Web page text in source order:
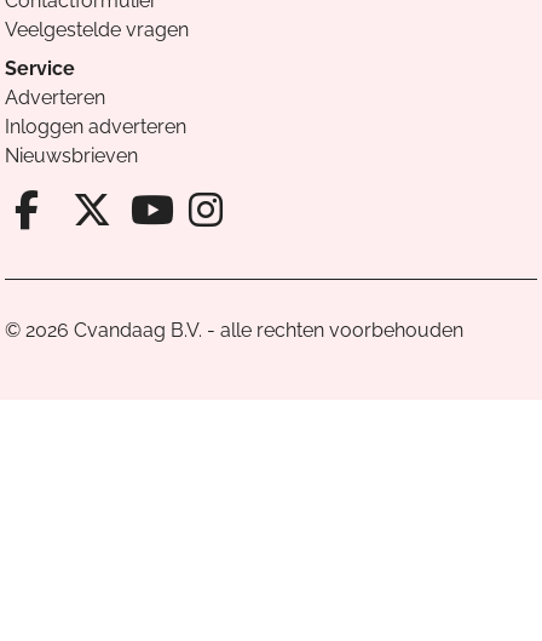
Veelgestelde vragen
Service
Adverteren
Inloggen adverteren
Nieuwsbrieven
Facebook van Cvandaag
X van Cvandaag
Instagram van
© 2026 Cvandaag B.V. - alle rechten voorbehouden